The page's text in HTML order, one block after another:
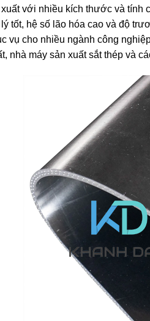
với nhiều kích thước và
tốt, hệ số lão hóa cao và độ
vụ cho nhiều ngành công
nhà máy sản xuất sắt thép và